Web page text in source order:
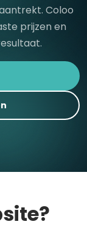
Coloo
prijzen en